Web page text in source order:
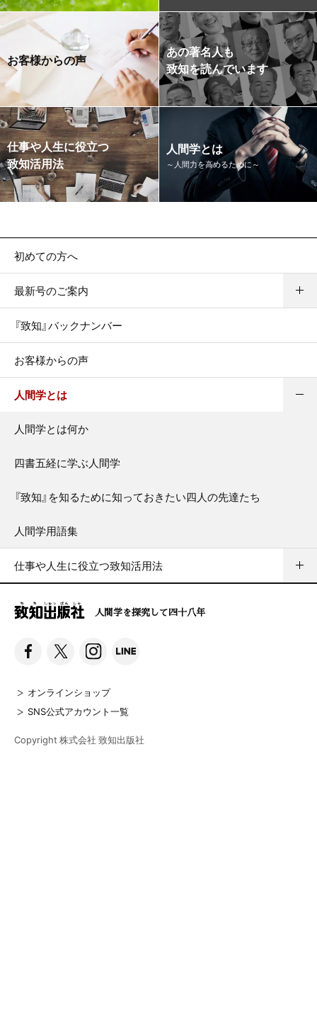
お客様からの声
あの著名人も
致知を読んでいます
仕事や人生に役立つ
致知活用法
人間学とは
～人間力を高めるために～
初めての方へ
最新号のご案内
『致知』バックナンバー
お客様からの声
人間学とは
人間学とは何か
四書五経に学ぶ人間学
『致知』を知るために知っておきたい四人の先達たち
人間学用語集
仕事や人生に役立つ致知活用法
人間学を探究して四十八年
オンラインショップ
SNS公式アカウント一覧
Copyright 株式会社 致知出版社